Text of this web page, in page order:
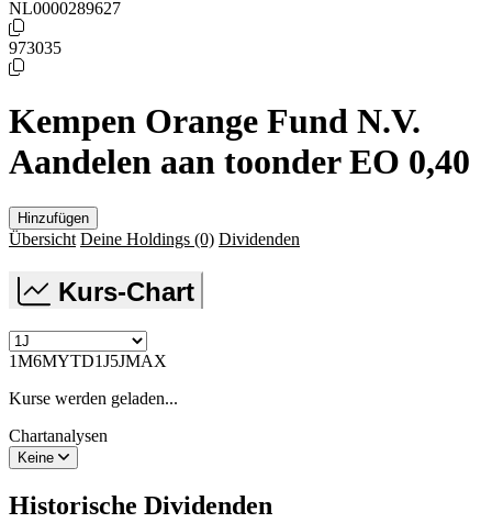
NL0000289627
973035
Kempen Orange Fund N.V.
Aandelen aan toonder EO 0,40
Hinzufügen
Übersicht Deine Holdings (0) Dividenden
Kurs-Chart
1M6MYTD1J5JMAX
Kurse werden geladen...
Chartanalysen
Keine
Historische Dividenden